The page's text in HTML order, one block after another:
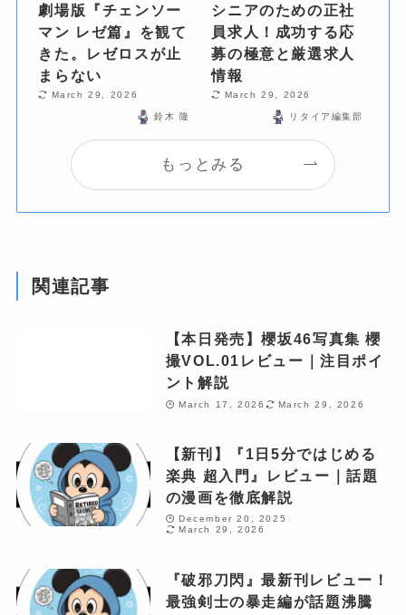
劇場版『チェンソー
マン レゼ篇』を観て
きた。レゼロスが止
まらない
March 29, 2026
鈴木 隆
シニアのための正社
員求人！成功する応
募の極意と厳選求人
情報
March 29, 2026
リタイア編集部
もっとみる
関連記事
【本日発売】櫻坂46写真集 櫻
撮VOL.01レビュー｜注目ポイ
ント解説
March 17, 2026 March 29, 2026
【新刊】『1日5分ではじめる
楽典 超入門』レビュー｜話題
の漫画を徹底解説
December 20, 2025
March 29, 2026
『破邪刀閃』最新刊レビュー！
最強剣士の暴走編が話題沸騰